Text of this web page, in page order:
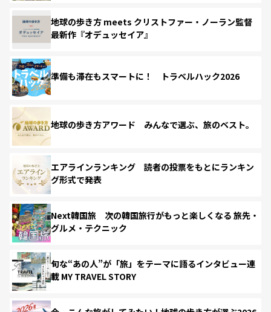
地球の歩き方 meets クリストファー・ノーラン監督
最新作『オデュッセイア』
準備も滞在もスマートに！ トラベルハック2026
地球の歩き方アワード みんなで選ぶ、旅のベスト。
エアラインランキング 読者の投票をもとにランキン
グ形式で発表
Next韓国旅 次の韓国旅行がもっと楽しくなる 旅先・
グルメ・テクニック
旬な“あの人”が「旅」をテーマに語るインタビュー連
載 MY TRAVEL STORY